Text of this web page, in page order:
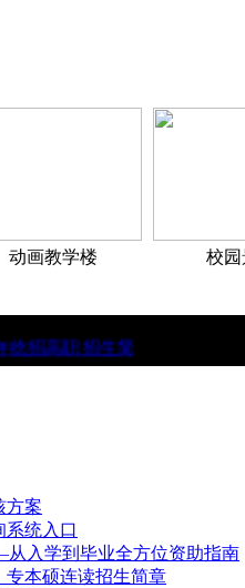
动画教学楼 校园
招高职招生简章。
方案
系统入口
入学到毕业全方位资助指南
专本硕连读招生简章